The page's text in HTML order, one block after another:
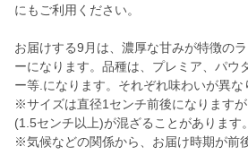
にもご利用ください。
お届けする9月は、濃厚な甘みが特徴の
ーになります。品種は、プレミア、パウ
ー等.になります。それぞれ味わいが異な
※サイズは直径1センチ前後になります
(1.5センチ以上)が混ざることがあります。
※気候などの関係から、お届け時期が前